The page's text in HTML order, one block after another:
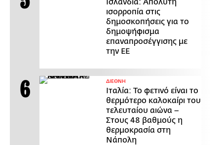
Ισλανδία: Απόλυτη
ισορροπία στις
δημοσκοπήσεις για το
δημοψήφισμα
επαναπροσέγγισης με
την ΕΕ
ΔΙΕΘΝΗ
Ιταλία: Το φετινό είναι το
θερμότερο καλοκαίρι του
τελευταίου αιώνα –
Στους 48 βαθμούς η
θερμοκρασία στη
Νάπολη